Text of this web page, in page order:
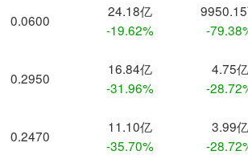
0.0600
24.18亿
-19.62%
-
0.2950
16.84亿
-31.96%
4.75亿
-
0.2470
11.10亿
-35.70%
3.99亿
-